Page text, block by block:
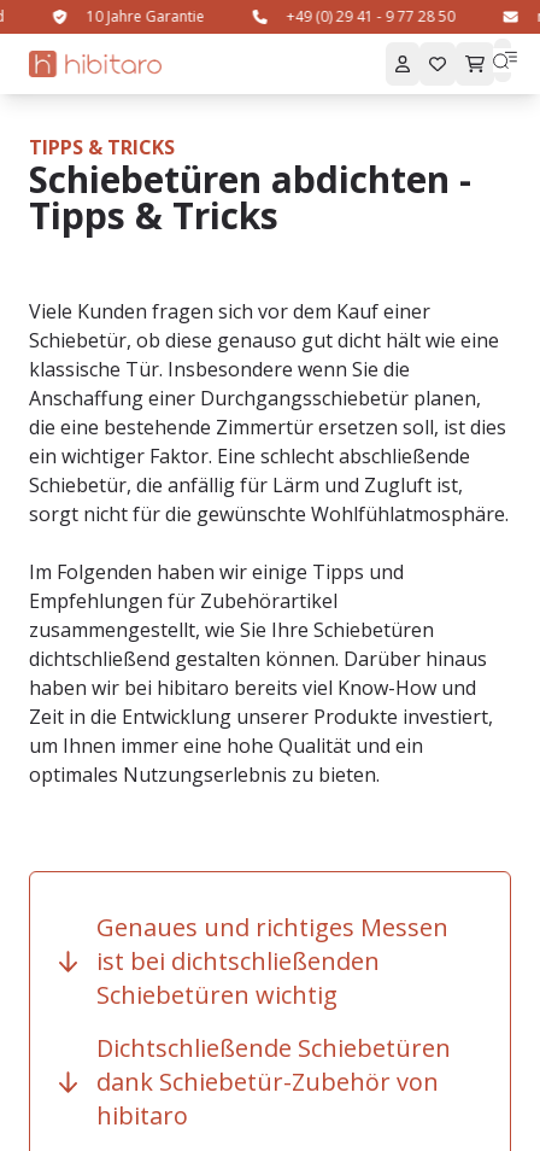
10 Jahre Garantie +49 (0) 29 41 - 9 77 28 50
TIPPS & TRICKS
Schiebetüren abdichten -
Tipps & Tricks
Viele Kunden fragen sich vor dem Kauf einer
Schiebetür, ob diese genauso gut dicht hält wie eine
klassische Tür. Insbesondere wenn Sie die
Anschaffung einer Durchgangsschiebetür planen,
die eine bestehende Zimmertür ersetzen soll, ist dies
ein wichtiger Faktor. Eine schlecht abschließende
Schiebetür, die anfällig für Lärm und Zugluft ist,
sorgt nicht für die gewünschte Wohlfühlatmosphäre.
Im Folgenden haben wir einige Tipps und
Empfehlungen für Zubehörartikel
zusammengestellt, wie Sie Ihre Schiebetüren
dichtschließend gestalten können. Darüber hinaus
haben wir bei hibitaro bereits viel Know-How und
Zeit in die Entwicklung unserer Produkte investiert,
um Ihnen immer eine hohe Qualität und ein
optimales Nutzungserlebnis zu bieten.
Genaues und richtiges Messen
ist bei dichtschließenden
Schiebetüren wichtig
Dichtschließende Schiebetüren
dank Schiebetür-Zubehör von
hibitaro